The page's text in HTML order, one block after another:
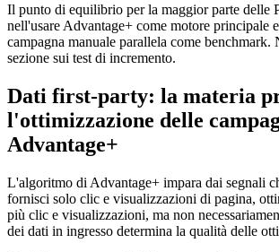
Il punto di equilibrio per la maggior parte delle
nell'usare Advantage+ come motore principale
campagna manuale parallela come benchmark.
sezione sui test di incremento.
Dati first-party: la materia
l'ottimizzazione delle
Advantage+
L'algoritmo di Advantage+ impara dai segnali
fornisci solo clic e visualizzazioni di pagina,
più clic e visualizzazioni, ma non
dei dati in ingresso determina la qualità delle